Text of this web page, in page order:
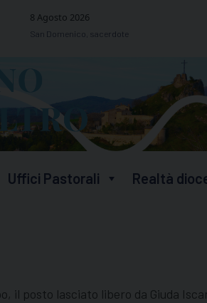
8 Agosto 2026
San Domenico, sacerdote
Uffici Pastorali Realtà
il posto lasciato libero da Giuda